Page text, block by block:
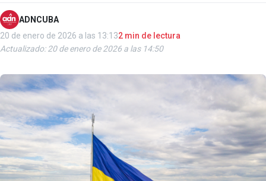
ADNCUBA
20 de enero de 2026 a las 13:132 min de lectura
Actualizado: 20 de enero de 2026 a las 14:50